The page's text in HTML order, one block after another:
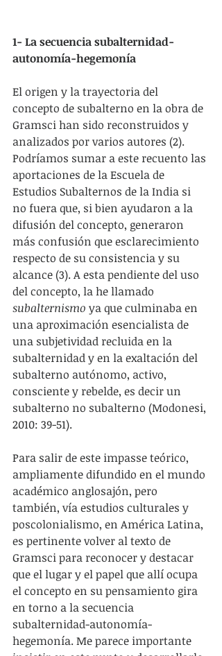
1- La secuencia subalternidad-
autonomía-hegemonía
El origen y la trayectoria del
concepto de subalterno en la obra de
Gramsci han sido reconstruidos y
analizados por varios autores (2).
Podríamos sumar a este recuento las
aportaciones de la Escuela de
Estudios Subalternos de la India si
no fuera que, si bien ayudaron a la
difusión del concepto, generaron
más confusión que esclarecimiento
respecto de su consistencia y su
alcance (3). A esta pendiente del uso
del concepto, la he llamado
subalternismo ya que culminaba en
una aproximación esencialista de
una subjetividad recluida en la
subalternidad y en la exaltación del
subalterno autónomo, activo,
consciente y rebelde, es decir un
subalterno no subalterno (Modonesi,
2010: 39-51).
Para salir de este impasse teórico,
ampliamente difundido en el mundo
académico anglosajón, pero
también, vía estudios culturales y
poscolonialismo, en América Latina,
es pertinente volver al texto de
Gramsci para reconocer y destacar
que el lugar y el papel que allí ocupa
el concepto en su pensamiento gira
en torno a la secuencia
subalternidad-autonomía-
hegemonía. Me parece importante